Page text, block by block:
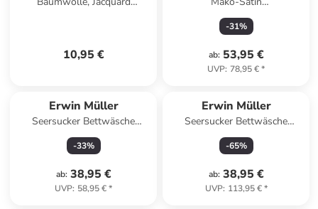
10,95 €
Wendebettwäsche in taupe-
weiß
-31%
ab: 53,95 €
UVP: 78,95 €*
Erwin Müller
Seersucker Bettwäsche
Rosenheim in dunkelblau
-33%
ab: 38,95 €
UVP: 58,95 €*
Erwin Müller
Seersucker Bettwäsche
Rosenheim in silber
-65%
ab: 38,95 €
UVP: 113,95 €*